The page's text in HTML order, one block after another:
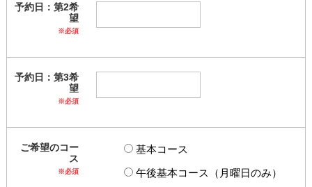
予約日：第2希
望
※必須
予約日：第3希
望
※必須
ご希望のコー
ス
※必須
基本コース
午後基本コース（月曜日のみ）